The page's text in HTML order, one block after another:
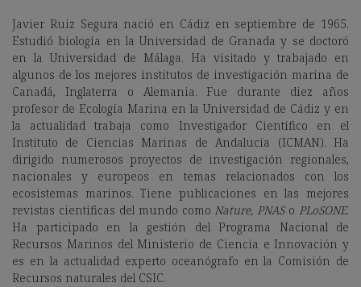
Javier Ruiz Segura nació en Cádiz en septiembre de 1965.
Estudió biología en la Universidad de Granada y se doctoró
en la Universidad de Málaga. Ha visitado y trabajado en
algunos de los mejores institutos de investigación marina de
Canadá, Inglaterra o Alemania. Fue durante diez años
profesor de Ecología Marina en la Universidad de Cádiz y en
la actualidad trabaja como Investigador Científico en el
Instituto de Ciencias Marinas de Andalucía (ICMAN). Ha
dirigido numerosos proyectos de investigación regionales,
nacionales y europeos en temas relacionados con los
ecosistemas marinos. Tiene publicaciones en las mejores
revistas científicas del mundo como Nature, PNAS o PLoSONE.
Ha participado en la gestión del Programa Nacional de
Recursos Marinos del Ministerio de Ciencia e Innovación y
es en la actualidad experto oceanógrafo en la Comisión de
Recursos naturales del CSIC.